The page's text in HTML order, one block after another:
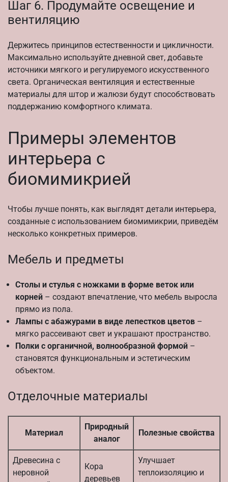
Шаг 6. Продумайте освещение и
вентиляцию
Держитесь принципов естественности и цикличности.
Максимально используйте дневной свет, добавьте
источники мягкого и регулируемого искусственного
света. Органическая вентиляция и естественные
материалы для штор и жалюзи будут способствовать
поддержанию комфортного климата.
Примеры элементов
интерьера с
биомимикрией
Чтобы лучше понять, как выглядят детали интерьера,
созданные с использованием биомимикрии, приведём
несколько конкретных примеров.
Мебель и предметы
Столы и стулья с ножками в форме веток или
корней – создают впечатление, что мебель выросла
прямо из пола.
Лампы с абажурами в виде лепестков цветов –
мягко рассеивают свет и украшают пространство.
Полки с органичной, волнообразной формой –
становятся функциональным и эстетическим
объектом.
Отделочные материалы
Материал
Природный
аналог
Полезные свойства
Древесина с
неровной
Кора
деревьев
Улучшает
теплоизоляцию и